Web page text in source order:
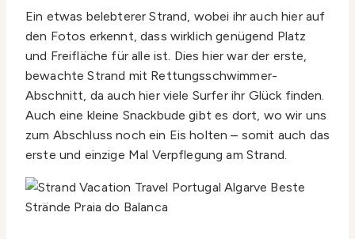
Ein etwas belebterer Strand, wobei ihr auch hier auf
den Fotos erkennt, dass wirklich genügend Platz
und Freifläche für alle ist. Dies hier war der erste,
bewachte Strand mit Rettungsschwimmer-
Abschnitt, da auch hier viele Surfer ihr Glück finden.
Auch eine kleine Snackbude gibt es dort, wo wir uns
zum Abschluss noch ein Eis holten – somit auch das
erste und einzige Mal Verpflegung am Strand.